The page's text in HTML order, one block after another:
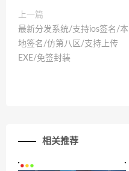
上一篇
最新分发系统/支持ios签名/本
地签名/仿第八区/支持上传
EXE/免签封装
相关推荐